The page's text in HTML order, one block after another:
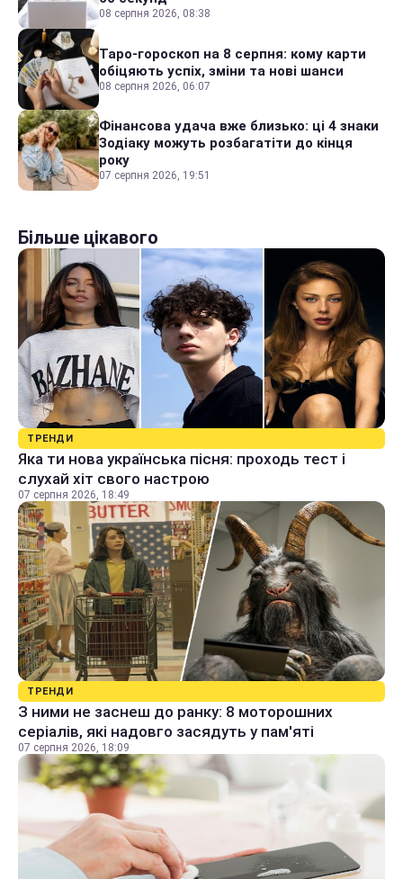
08 серпня 2026, 08:38
Таро-гороскоп на 8 серпня: кому карти
обіцяють успіх, зміни та нові шанси
08 серпня 2026, 06:07
Фінансова удача вже близько: ці 4 знаки
Зодіаку можуть розбагатіти до кінця
року
07 серпня 2026, 19:51
Більше цікавого
ТРЕНДИ
Яка ти нова українська пісня: проходь тест і
слухай хіт свого настрою
07 серпня 2026, 18:49
ТРЕНДИ
З ними не заснеш до ранку: 8 моторошних
серіалів, які надовго засядуть у пам'яті
07 серпня 2026, 18:09